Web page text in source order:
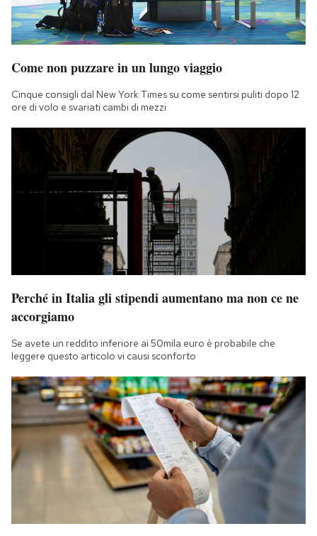
Come non puzzare in un lungo viaggio
Cinque consigli dal New York Times su come sentirsi puliti dopo 12
ore di volo e svariati cambi di mezzi
Perché in Italia gli stipendi aumentano ma non ce ne
accorgiamo
Se avete un reddito inferiore ai 50mila euro è probabile che
leggere questo articolo vi causi sconforto